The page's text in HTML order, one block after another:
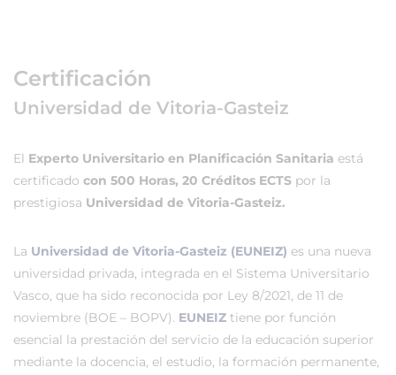
Certificación
Universidad de Vitoria-Gasteiz
El Experto Universitario en Planificación Sanitaria está
certificado con 500 Horas, 20 Créditos ECTS por la
prestigiosa Universidad de Vitoria-Gasteiz.
La Universidad de Vitoria-Gasteiz (EUNEIZ) es una nueva
universidad privada, integrada en el Sistema Universitario
Vasco, que ha sido reconocida por Ley 8/2021, de 11 de
noviembre (BOE – BOPV). EUNEIZ tiene por función
esencial la prestación del servicio de la educación superior
mediante la docencia, el estudio, la formación permanente,